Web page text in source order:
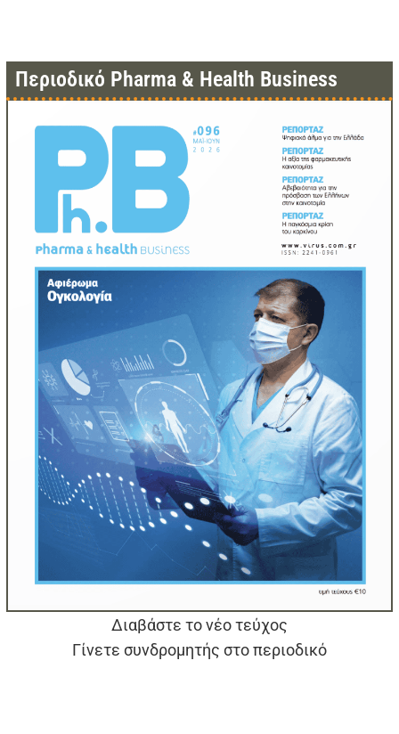
Περιοδικό Pharma & Health Business
Διαβάστε το νέο τεύχος
Γίνετε συνδρομητής στο περιοδικό